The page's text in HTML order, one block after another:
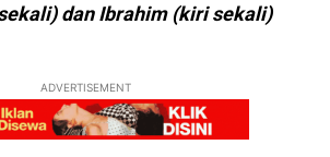
dan Ibrahim (kiri sekali)
ADVERTISEMENT